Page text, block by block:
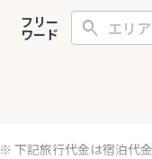
フリー
ワード
※ 下記旅行代金は宿泊代金